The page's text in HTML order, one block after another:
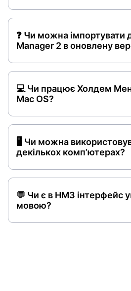
❓ Чи можна імпортувати
Manager 2 в оновлену
💻 Чи працює Холдем
Mac OS?
🖥️ Чи можна
декількох комп’ютерах?
💬 Чи є в HM3 інтерфейс
мовою?